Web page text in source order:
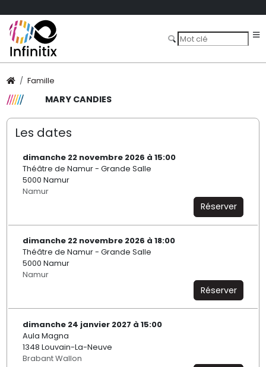
Famille
MARY CANDIES
Les dates
dimanche 22 novembre 2026 à 15:00
Théâtre de Namur - Grande Salle
5000 Namur
Namur
Réserver
dimanche 22 novembre 2026 à 18:00
Théâtre de Namur - Grande Salle
5000 Namur
Namur
Réserver
dimanche 24 janvier 2027 à 15:00
Aula Magna
1348 Louvain-La-Neuve
Brabant Wallon